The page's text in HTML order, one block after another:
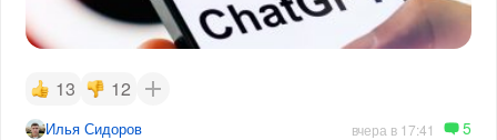
13 12
Илья Сидоров вчера в 17:41 5